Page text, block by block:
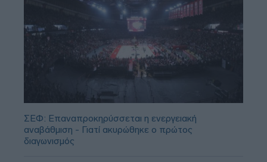
ΣΕΦ: Επαναπροκηρύσσεται η ενεργειακή
αναβάθμιση - Γιατί ακυρώθηκε ο πρώτος
διαγωνισμός